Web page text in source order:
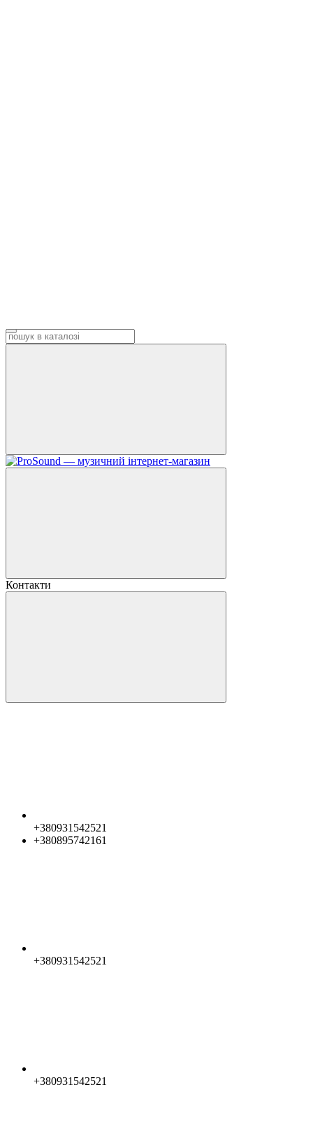
Контакти
+380931542521
+380895742161
+380931542521
+380931542521